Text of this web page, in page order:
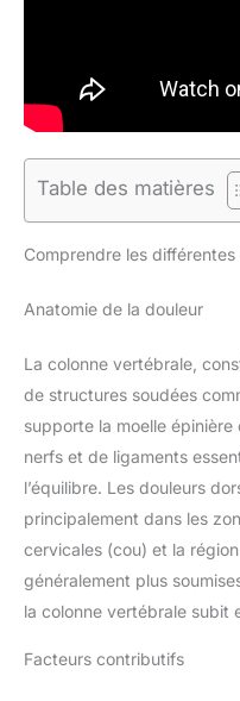
Table des matières
Comprendre les
Anatomie de la douleur
La colonne vertébrale,
de structures soudées
supporte la moelle
nerfs et de ligaments
l’équilibre. Les douleurs
principalement dans les
cervicales (cou) et la
généralement plus
la colonne vertébrale subit
Facteurs contributifs